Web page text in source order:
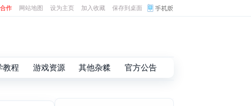
作 网站地图 设为主页 加入收藏 保存到桌面
教程 游戏资源 其他杂糅 官方公告